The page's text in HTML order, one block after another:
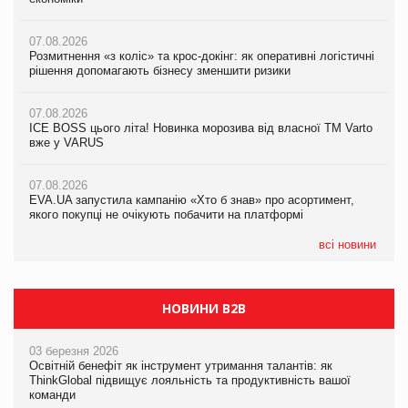
07.08.2026
Розмитнення «з коліс» та крос-докінг: як оперативні логістичні
рішення допомагають бізнесу зменшити ризики
07.08.2026
ICE BOSS цього літа! Новинка морозива від власної ТМ Varto
вже у VARUS
07.08.2026
EVA.UA запустила кампанію «Хто б знав» про асортимент,
якого покупці не очікують побачити на платформі
всі новини
07.08.2026
EVA.UA запустила кампанію «Хто б знав» про асортимент,
06.08.2026
Смачна новинка для хвостатих: у VARUS з’явилися паучі
05.08.2026
Мережа супермаркетів VARUS купує мережу магазинів
07.08.2026
Kraft Heinz скоротила збиток у першому півріччі
Продажі Hugo Boss впали на 9%
НОВИНИ B2B
03 березня 2026
Освітній бенефіт як інструмент утримання талантів: як
ThinkGlobal підвищує лояльність та продуктивність вашої
команди